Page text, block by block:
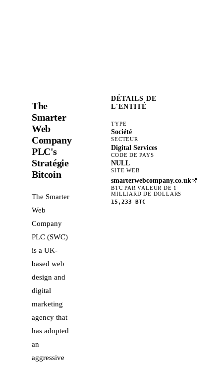
The
Smarter
Web
Company
PLC's
Stratégie
Bitcoin
The Smarter
Web
Company
PLC (SWC)
is a UK-
based web
design and
digital
marketing
agency that
has adopted
an
aggressive
DÉTAILS DE
L'ENTITÉ
TYPE
Société
SECTEUR
Digital Services
CODE DE PAYS
NULL
SITE WEB
smarterwebcompany.co.uk
BTC PAR VALEUR DE 1
MILLIARD DE DOLLARS
15,233 BTC